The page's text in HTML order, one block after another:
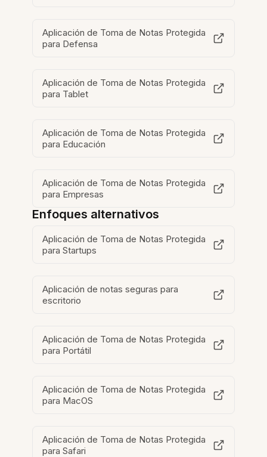
Aplicación de Toma de Notas Protegida
para Defensa
Aplicación de Toma de Notas Protegida
para Tablet
Aplicación de Toma de Notas Protegida
para Educación
Aplicación de Toma de Notas Protegida
para Empresas
Enfoques alternativos
Aplicación de Toma de Notas Protegida
para Startups
Aplicación de notas seguras para
escritorio
Aplicación de Toma de Notas Protegida
para Portátil
Aplicación de Toma de Notas Protegida
para MacOS
Aplicación de Toma de Notas Protegida
para Safari